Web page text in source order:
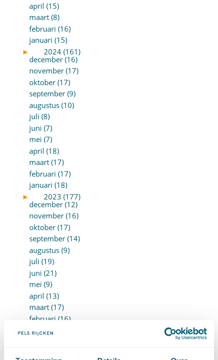
april (15)
maart (8)
februari (16)
januari (15)
►
2024 (161)
december (16)
november (17)
oktober (17)
september (9)
augustus (10)
juli (8)
juni (7)
mei (7)
april (18)
maart (17)
februari (17)
januari (18)
►
2023 (177)
december (12)
november (16)
oktober (17)
september (14)
augustus (9)
juli (19)
juni (21)
mei (9)
april (13)
maart (17)
februari (16)
januari (14)